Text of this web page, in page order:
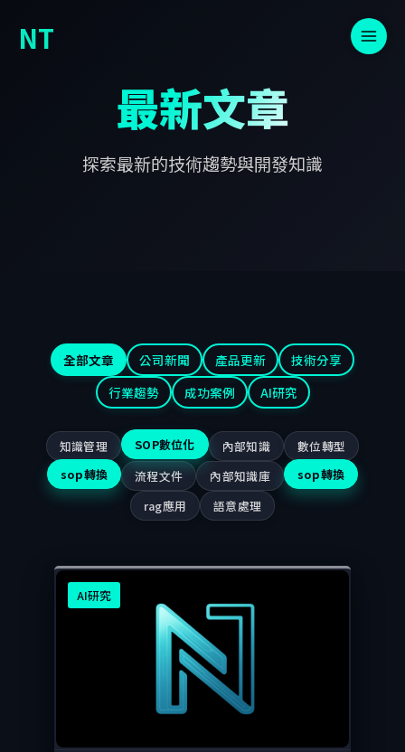
NT
最新文章
探索最新的技術趨勢與開發知識
全部文章 公司新聞 產品更新
技術分享
行業趨勢
成功案例 AI研究
知識管理 SOP數位化 內部知識
數位轉型
sop轉換
流程文件 內部知識庫
sop轉換
rag應用
語意處理
AI研究